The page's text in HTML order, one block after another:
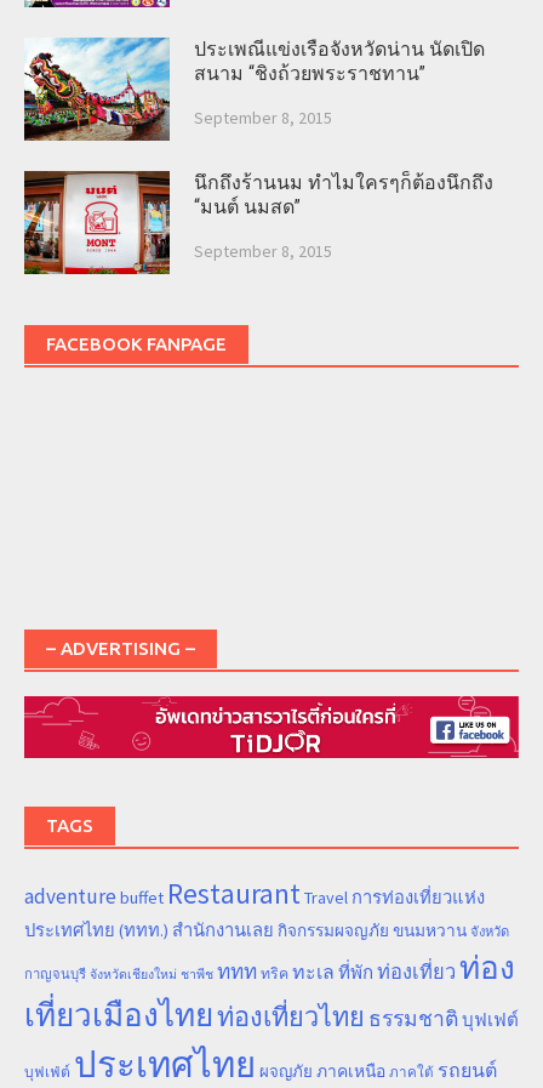
ประเพณีแข่งเรือจังหวัดน่าน นัดเปิด
สนาม “ชิงถ้วยพระราชทาน”
September 8, 2015
นึกถึงร้านนม ทำไมใครๆก็ต้องนึกถึง
“มนต์ นมสด”
September 8, 2015
FACEBOOK FANPAGE
– ADVERTISING –
TAGS
adventure buffet RestaurantTravel การท่องเที่ยวแห่ง
ประเทศไทย (ททท.) สำนักงานเลย กิจกรรมผจญภัย ขนมหวาน จังหวัด
กาญจนบุรี จังหวัดเชียงใหม่ ชาพีช ททท ทริค ทะเล ที่พัก ท่องเที่ยวท่อง
เที่ยวเมืองไทยท่องเที่ยวไทย ธรรมชาติ บุฟเฟต์
บุฟเฟ่ต์ ประเทศไทย ผจญภัย ภาคเหนือ ภาคใต้ รถยนต์